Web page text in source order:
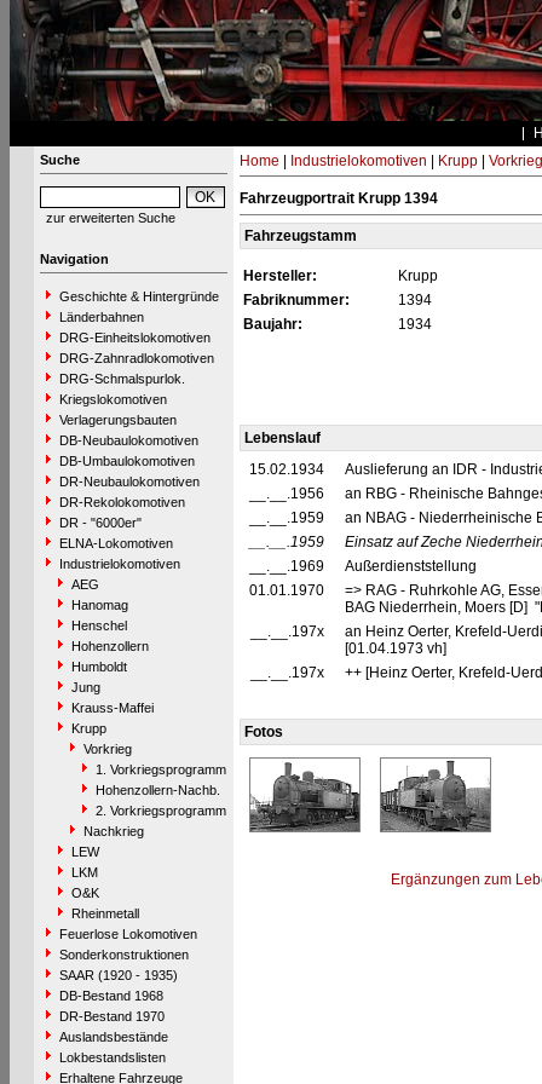
Suche
zur erweiterten Suche
Navigation
Geschichte & Hintergründe
Länderbahnen
DRG-Einheitslokomotiven
DRG-Zahnradlokomotiven
DRG-Schmalspurlok.
Kriegslokomotiven
Verlagerungsbauten
DB-Neubaulokomotiven
DB-Umbaulokomotiven
DR-Neubaulokomotiven
DR-Rekolokomotiven
DR - "6000er"
ELNA-Lokomotiven
Industrielokomotiven
AEG
Hanomag
Henschel
Hohenzollern
Humboldt
Jung
Krauss-Maffei
Krupp
Vorkrieg
1. Vorkriegsprogramm
Hohenzollern-Nachb.
2. Vorkriegsprogramm
Nachkrieg
LEW
LKM
O&K
Rheinmetall
Feuerlose Lokomotiven
Sonderkonstruktionen
SAAR (1920 - 1935)
DB-Bestand 1968
DR-Bestand 1970
Auslandsbestände
Lokbestandslisten
Erhaltene Fahrzeuge
Home Industrielokomotiven Krupp| Vorkrieg
Fahrzeugportrait Krupp 1394
Fahrzeugstamm
Hersteller:
Krupp
Fabriknummer:
1394
Baujahr:
1934
Lebenslauf
15.02.1934
Auslieferung an IDR -
__.__.1956
an RBG - Rheinische
__.__.1959
an NBAG - Niederrheinische
__.__.1959
Einsatz auf Zeche
__.__.1969
Außerdienststellung
01.01.1970
=> RAG - Ruhrkohle AG,
BAG Niederrhein, Moers [D]
__.__.197x
an Heinz Oerter, Krefeld-
[01.04.1973 vh]
__.__.197x
++ [Heinz Oerter, Krefeld-
Fotos
Ergänzungen zum